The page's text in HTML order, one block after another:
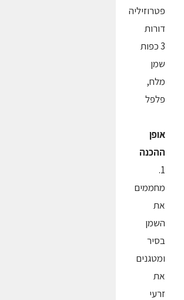
פטרוזיליה
דורות
3 כפות
שמן
מלח,
פלפל
אופן
ההכנה
1.
מחממים
את
השמן
בסיר
ומטגנים
את
זרעי